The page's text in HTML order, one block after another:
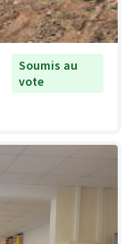
Soumis au
vote